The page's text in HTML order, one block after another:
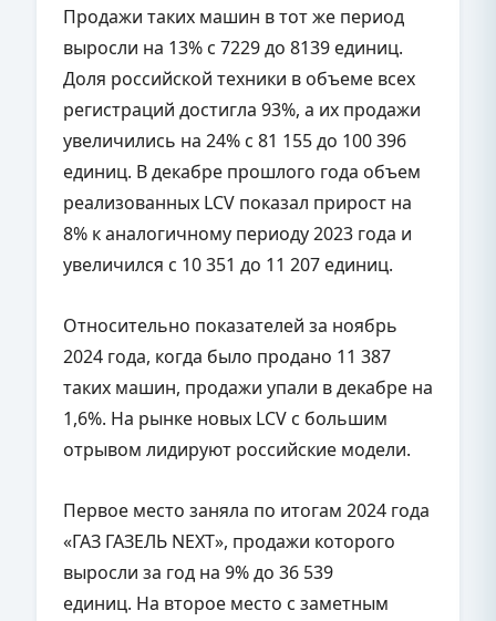
Продажи таких машин в тот же период
выросли на 13% с 7229 до 8139 единиц.
Доля российской техники в объеме всех
регистраций достигла 93%, а их продажи
увеличились на 24% с 81 155 до 100 396
единиц. В декабре прошлого года объем
реализованных LCV показал прирост на
8% к аналогичному периоду 2023 года и
увеличился с 10 351 до 11 207 единиц.
Относительно показателей за ноябрь
2024 года, когда было продано 11 387
таких машин, продажи упали в декабре на
1,6%. На рынке новых LCV с большим
отрывом лидируют российские модели.
Первое место заняла по итогам 2024 года
«ГАЗ ГАЗЕЛЬ NEXT», продажи которого
выросли за год на 9% до 36 539
единиц. На второе место с заметным